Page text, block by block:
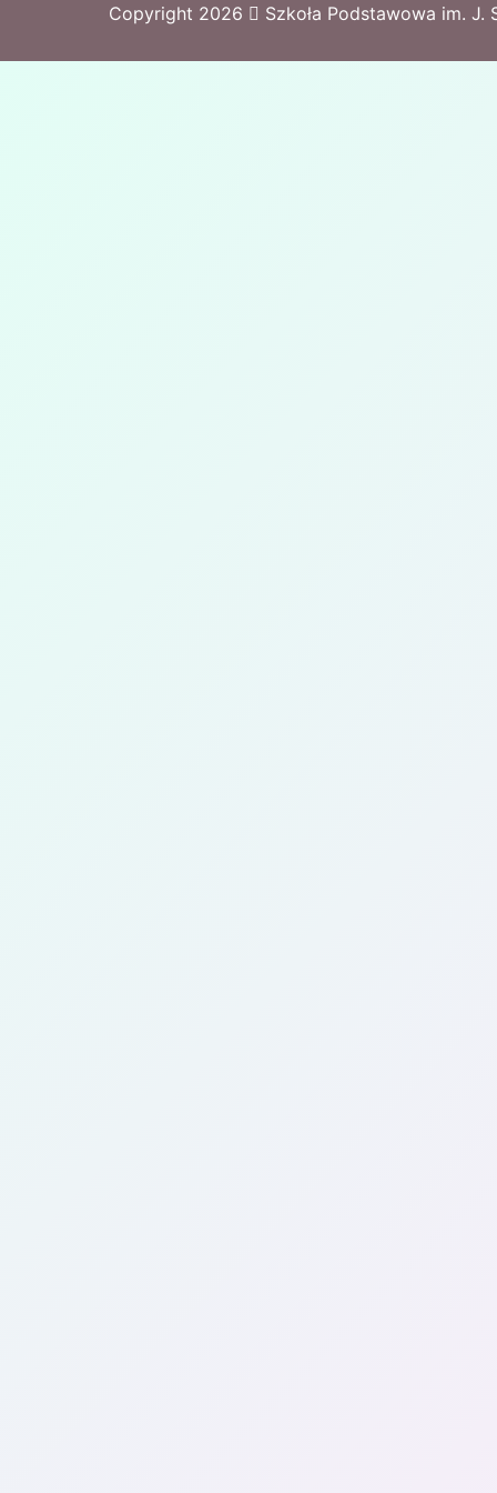
Copyright 2026 Szkoła Podstawowa im. J.